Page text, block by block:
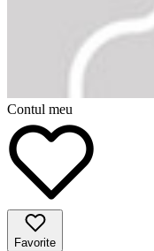
Contul meu
Favorite